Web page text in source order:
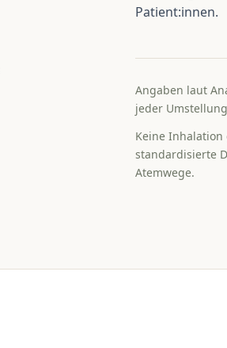
Patient:innen.
Angaben laut
jeder
Keine
standardisierte
Atemwege.